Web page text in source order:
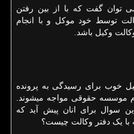
می توان گفت که با از بین رفتن
توسط خود موکل و با انجام
وکیل باشد.
خوب برای رسیدگی به پرونده
موسسه حقوقی مواجه میشوند.
سوال برای انان پیش آید که
یک دفتر وکالت چیست؟